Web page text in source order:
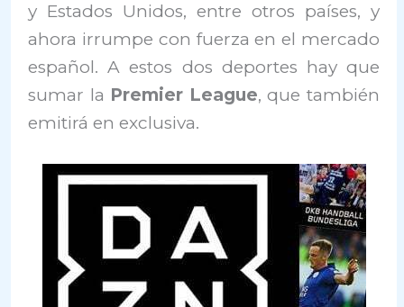
y Estados Unidos, entre otros países, y
ahora irrumpe con fuerza en el mercado
español. A estos dos deportes hay que
sumar la Premier League, que también
emitirá en exclusiva.